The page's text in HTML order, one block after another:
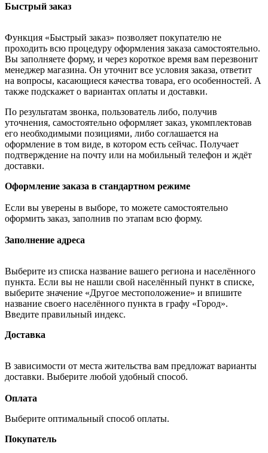
Быстрый заказ
Функция «Быстрый заказ» позволяет покупателю не
проходить всю процедуру оформления заказа самостоятельно.
Вы заполняете форму, и через короткое время вам перезвонит
менеджер магазина. Он уточнит все условия заказа, ответит
на вопросы, касающиеся качества товара, его особенностей. А
также подскажет о вариантах оплаты и доставки.
По результатам звонка, пользователь либо, получив
уточнения, самостоятельно оформляет заказ, укомплектовав
его необходимыми позициями, либо соглашается на
оформление в том виде, в котором есть сейчас. Получает
подтверждение на почту или на мобильный телефон и ждёт
доставки.
Оформление заказа в стандартном режиме
Если вы уверены в выборе, то можете самостоятельно
оформить заказ, заполнив по этапам всю форму.
Заполнение адреса
Выберите из списка название вашего региона и населённого
пункта. Если вы не нашли свой населённый пункт в списке,
выберите значение «Другое местоположение» и впишите
название своего населённого пункта в графу «Город».
Введите правильный индекс.
Доставка
В зависимости от места жительства вам предложат варианты
доставки. Выберите любой удобный способ.
Оплата
Выберите оптимальный способ оплаты.
Покупатель